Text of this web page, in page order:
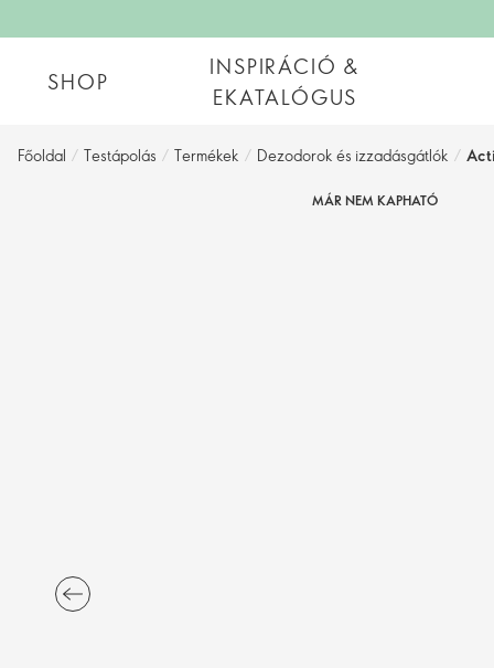
SHOP
INSPIRÁCIÓ &
EKATALÓGUS
Főoldal / Testápolás / Termékek / Dezodorok és izzadásgátlók /
MÁR NEM KAPHATÓ